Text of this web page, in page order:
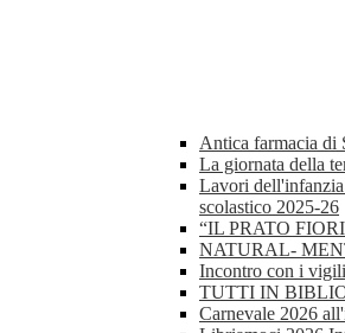
Antica farmacia di
La giornata della
Lavori
scolastico 2025-26
“IL PRATO
NATURAL-
Incontro con i
TUTTI IN
Carnevale 2026